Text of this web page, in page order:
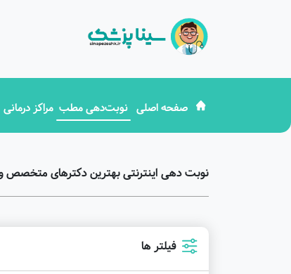
صفحه اصلی نوبت‌دهی مطب مراکز درمانی
نوبت دهی اینترنتی بهترین دکترهای متخصص
فیلتر ها